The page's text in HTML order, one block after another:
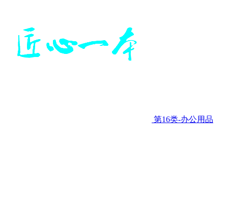
第16类-办公用品